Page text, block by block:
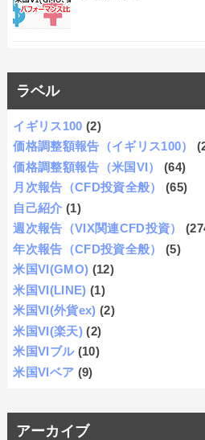
ラベル
イギリス100 (2)
価格調整額報告（イギリス100）
価格調整額報告（米国VI）
(64)
月次報告（CFD投資全般）
(65)
自己紹介 (1)
週次報告（VIX関連CFD投資）
年次報告（CFD投資全般）
(5)
米国VI(GMO) (12)
米国VI(LINE) (1)
米国VI(外貨ex) (2)
米国VI(楽天) (2)
米国VIブル (10)
米国VIベア (9)
アーカイブ